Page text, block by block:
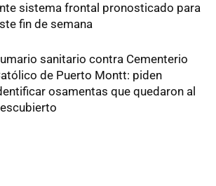
sistema frontal pronosticado para
fin de semana
sanitario contra Cementerio
de Puerto Montt: piden
osamentas que quedaron al